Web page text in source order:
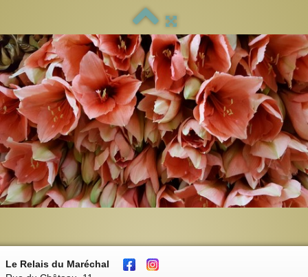
Le Relais du Maréchal